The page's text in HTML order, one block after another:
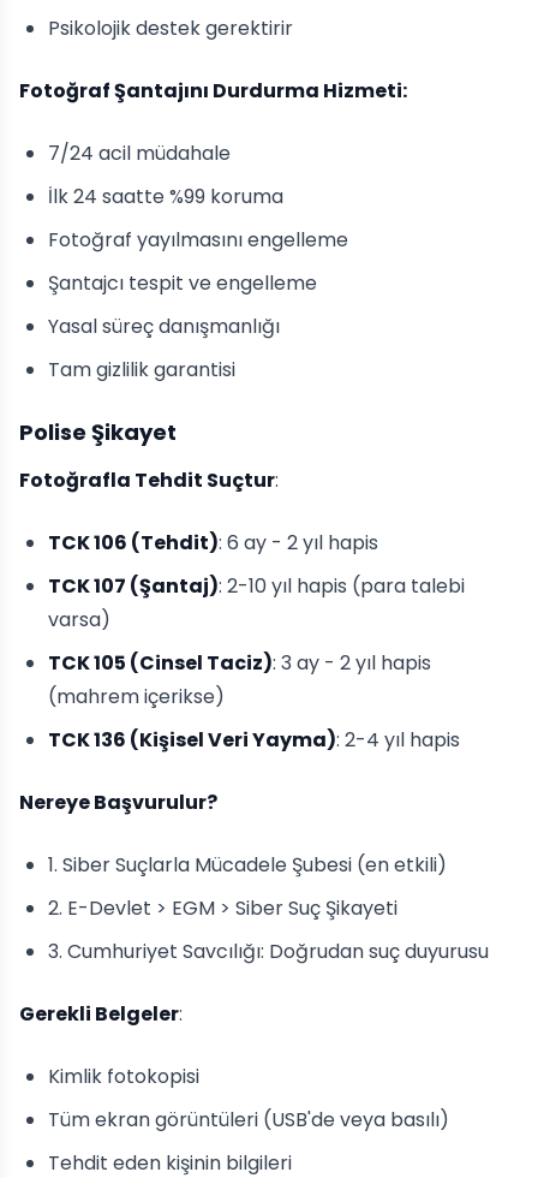
Psikolojik destek gerektirir
Fotoğraf Şantajını Durdurma Hizmeti:
7/24 acil müdahale
İlk 24 saatte %99 koruma
Fotoğraf yayılmasını engelleme
Şantajcı tespit ve engelleme
Yasal süreç danışmanlığı
Tam gizlilik garantisi
Polise Şikayet
Fotoğrafla Tehdit Suçtur:
TCK 106 (Tehdit): 6 ay - 2 yıl hapis
TCK 107 (Şantaj): 2-10 yıl hapis (para talebi
varsa)
TCK 105 (Cinsel Taciz): 3 ay - 2 yıl hapis
(mahrem içerikse)
TCK 136 (Kişisel Veri Yayma): 2-4 yıl hapis
Nereye Başvurulur?
1. Siber Suçlarla Mücadele Şubesi (en etkili)
2. E-Devlet > EGM > Siber Suç Şikayeti
3. Cumhuriyet Savcılığı: Doğrudan suç duyurusu
Gerekli Belgeler:
Kimlik fotokopisi
Tüm ekran görüntüleri (USB'de veya basılı)
Tehdit eden kişinin bilgileri